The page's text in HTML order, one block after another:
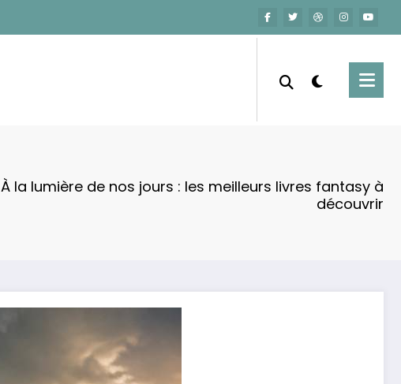
À la lumière de nos jours : les meilleurs livres fantasy à
découvrir